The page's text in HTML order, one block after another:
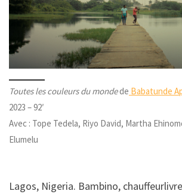
Toutes les couleurs du mondede Babatunde
2023 – 92′
Avec : Tope Tedela, Riyo David, Martha
Elumelu
Lagos, Nigeria. Bambino,